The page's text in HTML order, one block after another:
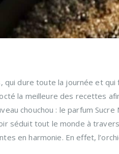
qui dure toute la journée et
la meilleure des recettes
chouchou : le parfum Sucre
séduit tout le monde à
en harmonie. En effet,